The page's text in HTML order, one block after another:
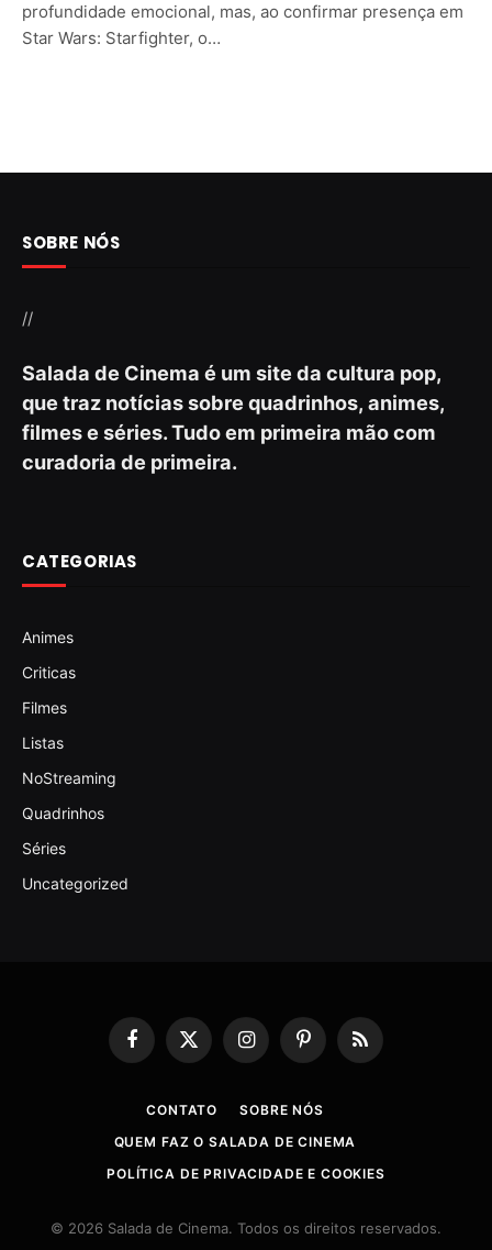
profundidade emocional, mas, ao confirmar presença em
Star Wars: Starfighter, o…
SOBRE NÓS
//
Salada de Cinema é um site da cultura pop,
que traz notícias sobre quadrinhos, animes,
filmes e séries. Tudo em primeira mão com
curadoria de primeira.
CATEGORIAS
Animes
Criticas
Filmes
Listas
NoStreaming
Quadrinhos
Séries
Uncategorized
Facebook
X
InstagramPinterestRSS
CONTATO
SOBRE NÓS
QUEM FAZ O SALADA DE CINEMA
POLÍTICA DE PRIVACIDADE E COOKIES
© 2026 Salada de Cinema. Todos os direitos reservados.